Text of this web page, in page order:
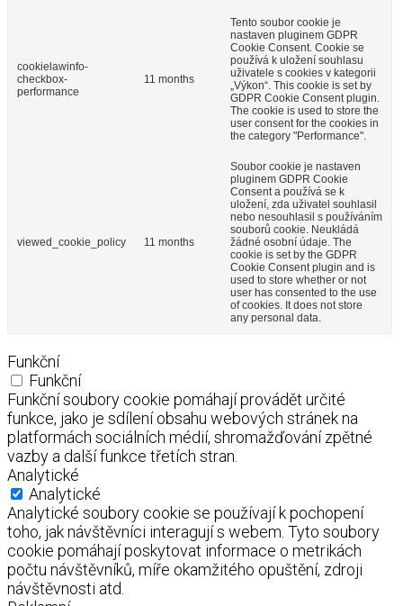
cookielawinfo-
checkbox-
performance
11 months
Tento soubor cookie je
nastaven pluginem GDPR
Cookie Consent. Cookie se
používá k uložení souhlasu
uživatele s cookies v kategorii
„Výkon“. This cookie is set by
GDPR Cookie Consent plugin.
The cookie is used to store the
user consent for the cookies in
the category "Performance".
viewed_cookie_policy 11 months
Soubor cookie je nastaven
pluginem GDPR Cookie
Consent a používá se k
uložení, zda uživatel souhlasil
nebo nesouhlasil s používáním
souborů cookie. Neukládá
žádné osobní údaje. The
cookie is set by the GDPR
Cookie Consent plugin and is
used to store whether or not
user has consented to the use
of cookies. It does not store
any personal data.
Funkční
Funkční
Funkční soubory cookie pomáhají provádět určité
funkce, jako je sdílení obsahu webových stránek na
platformách sociálních médií, shromažďování zpětné
vazby a další funkce třetích stran.
Analytické
Analytické
Analytické soubory cookie se používají k pochopení
toho, jak návštěvníci interagují s webem. Tyto soubory
cookie pomáhají poskytovat informace o metrikách
počtu návštěvníků, míře okamžitého opuštění, zdroji
návštěvnosti atd.